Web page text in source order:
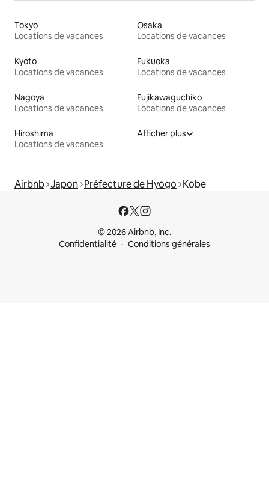
Tokyo
Locations de vacances
Osaka
Locations de vacances
Kyoto
Locations de vacances
Fukuoka
Locations de vacances
Nagoya
Locations de vacances
Fujikawaguchiko
Locations de vacances
Hiroshima
Locations de vacances
Afficher plus
Airbnb Japon Préfecture de Hyōgo Kōbe
© 2026 Airbnb, Inc.
Confidentialité
Conditions générales